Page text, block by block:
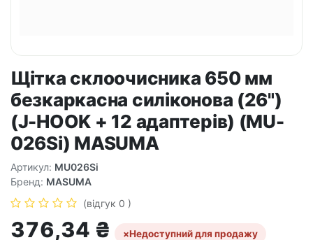
Щітка склоочисника 650 мм
безкаркасна силіконова (26")
(J-HOOK + 12 адаптерів) (MU-
026Si) MASUMA
Артикул: MU026Si
Бренд: MASUMA
(відгук 0 )
376,34 ₴ ×Недоступний для продажу